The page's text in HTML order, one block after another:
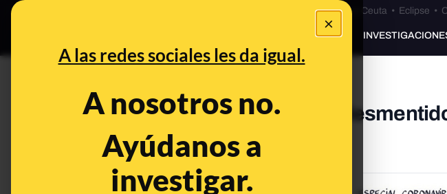
×
A las redes sociales les da igual.
A nosotros no.
Ayúdanos a
investigar.
Especial Ceuta•Bulos Ceuta • Eclipse •
PREBUNKING
Los bulos del nuevo coronavirus,
Feb 3, 2020, 10:28:06 PM